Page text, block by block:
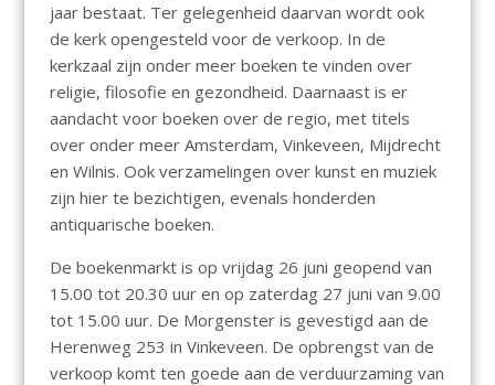
jaar bestaat. Ter gelegenheid daarvan wordt ook
de kerk opengesteld voor de verkoop. In de
kerkzaal zijn onder meer boeken te vinden over
religie, filosofie en gezondheid. Daarnaast is er
aandacht voor boeken over de regio, met titels
over onder meer Amsterdam, Vinkeveen, Mijdrecht
en Wilnis. Ook verzamelingen over kunst en muziek
zijn hier te bezichtigen, evenals honderden
antiquarische boeken.
De boekenmarkt is op vrijdag 26 juni geopend van
15.00 tot 20.30 uur en op zaterdag 27 juni van 9.00
tot 15.00 uur. De Morgenster is gevestigd aan de
Herenweg 253 in Vinkeveen. De opbrengst van de
verkoop komt ten goede aan de verduurzaming van